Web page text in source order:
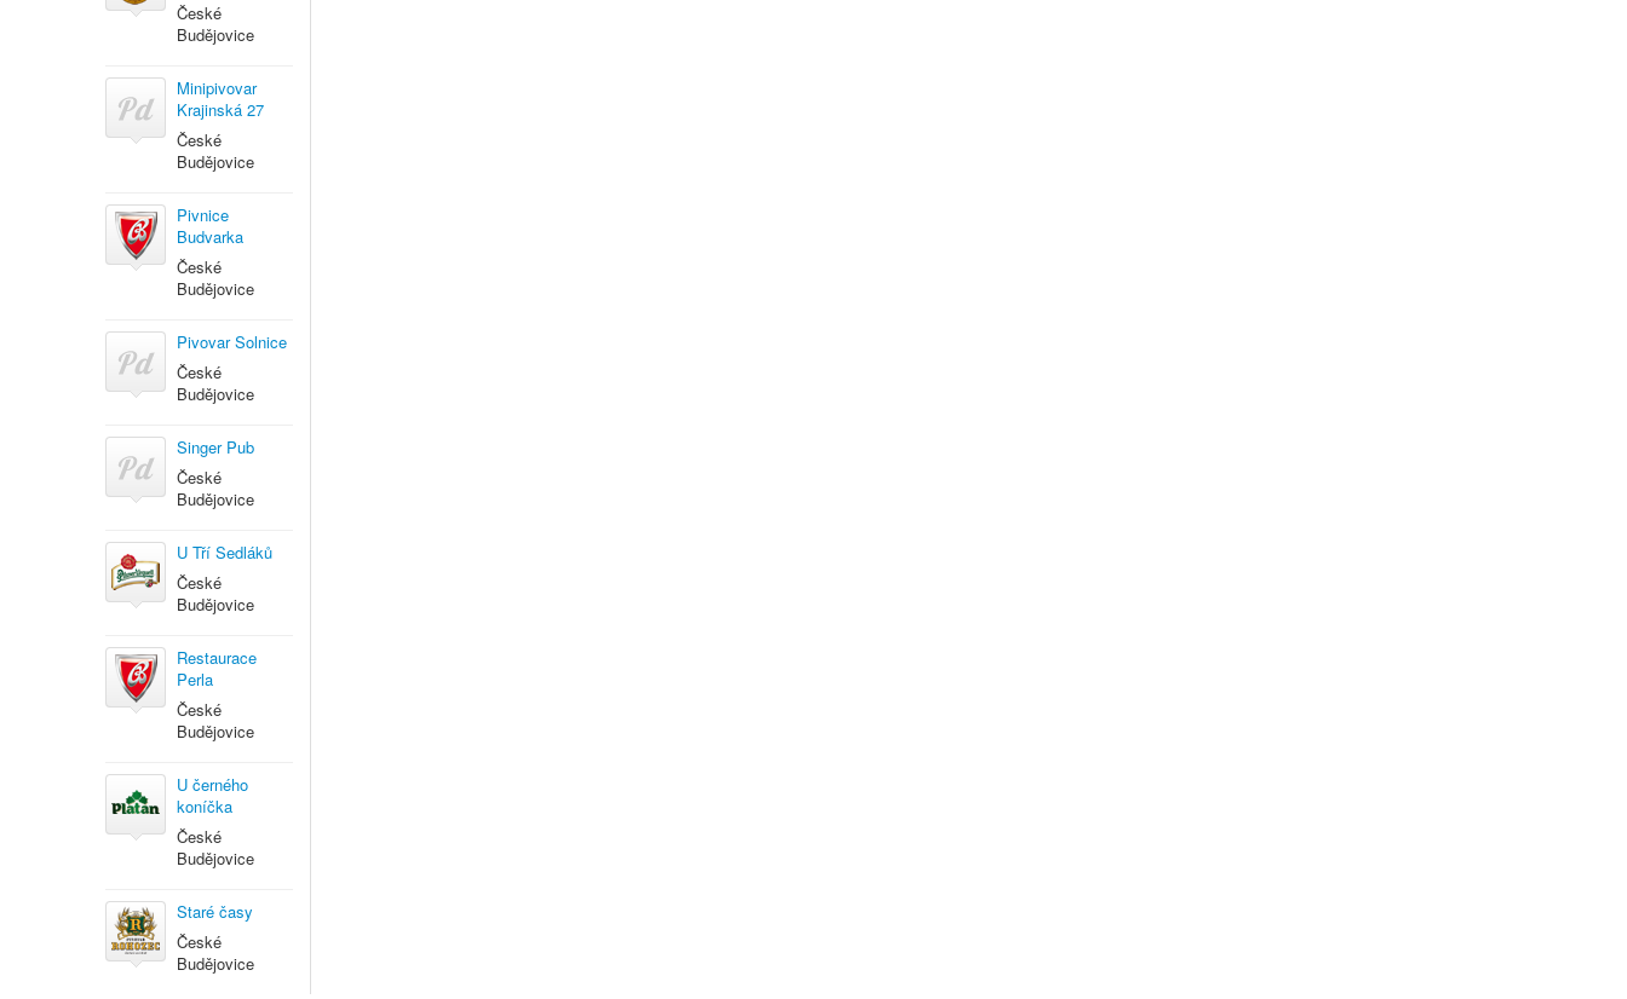
České
Budějovice
Minipivovar
Krajinská 27
České
Budějovice
Pivnice
Budvarka
České
Budějovice
Pivovar Solnice
České
Budějovice
Singer Pub
České
Budějovice
U Tří Sedláků
České
Budějovice
Restaurace
Perla
České
Budějovice
U černého
koníčka
České
Budějovice
Staré časy
České
Budějovice